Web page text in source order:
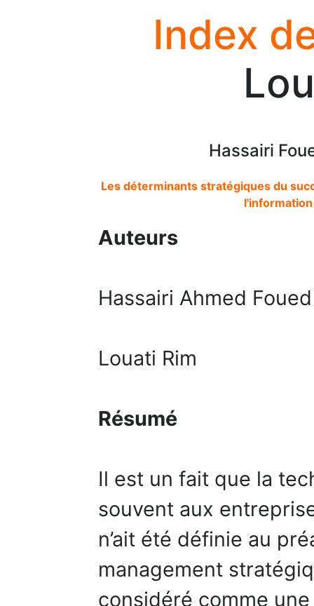
Index
Hassairi
Les déterminants stratégiques du
Auteurs
Hassairi Ahmed Foued
Louati Rim
Résumé
Il est un fait que la
souvent aux
n’ait été définie au
management
considéré comme